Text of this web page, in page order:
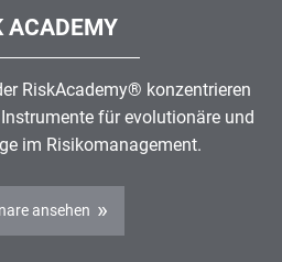
ACADEMY
RiskAcademy® konzentrieren
für evolutionäre und
im Risikomanagement.
ansehen